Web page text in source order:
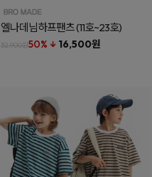
엘나데님하프팬츠(11호~23호)
32,900원50% ↓ 16,500원